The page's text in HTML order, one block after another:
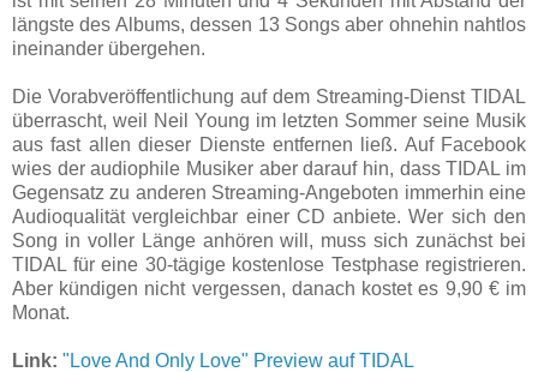
längste des Albums, dessen 13 Songs aber ohnehin nahtlos
ineinander übergehen.
Die Vorabveröffentlichung auf dem Streaming-Dienst TIDAL
überrascht, weil Neil Young im letzten Sommer seine Musik
aus fast allen dieser Dienste entfernen ließ. Auf Facebook
wies der audiophile Musiker aber darauf hin, dass TIDAL im
Gegensatz zu anderen Streaming-Angeboten immerhin eine
Audioqualität vergleichbar einer CD anbiete. Wer sich den
Song in voller Länge anhören will, muss sich zunächst bei
TIDAL für eine 30-tägige kostenlose Testphase registrieren.
Aber kündigen nicht vergessen, danach kostet es 9,90 € im
Monat.
Link: "Love And Only Love" Preview auf TIDAL